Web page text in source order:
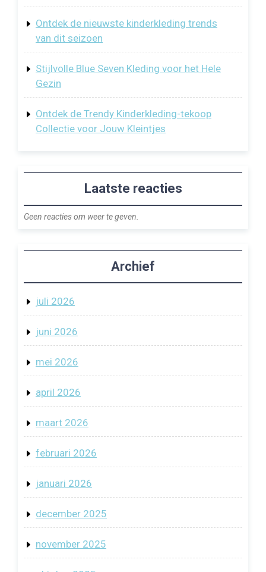
Ontdek de nieuwste kinderkleding trends
van dit seizoen
Stijlvolle Blue Seven Kleding voor het Hele
Gezin
Ontdek de Trendy Kinderkleding-tekoop
Collectie voor Jouw Kleintjes
Laatste reacties
Geen reacties om weer te geven.
Archief
juli 2026
juni 2026
mei 2026
april 2026
maart 2026
februari 2026
januari 2026
december 2025
november 2025